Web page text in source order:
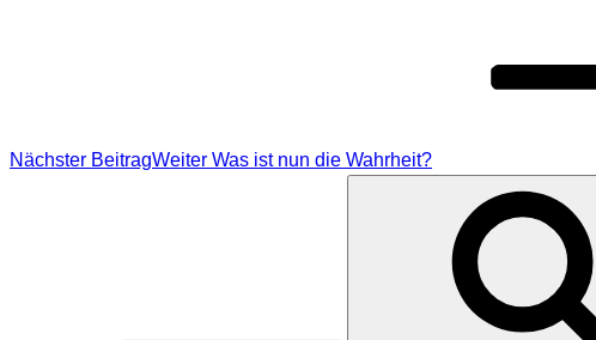
Nächster BeitragWeiter Was ist nun die Wahrheit?